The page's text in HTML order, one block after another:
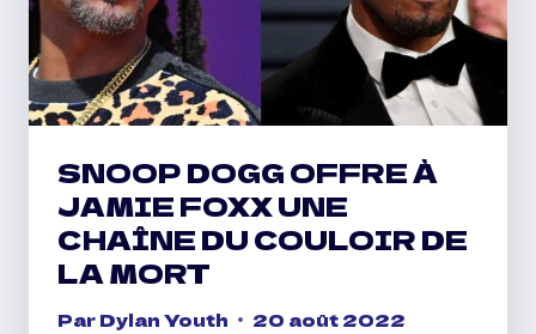
»
SIGNÉ
SUR
UN
LABEL
SNOOP DOGG OFFRE À
JAMIE FOXX UNE
CHAÎNE DU COULOIR DE
LA MORT
ParDylan Youth 20 août 2022